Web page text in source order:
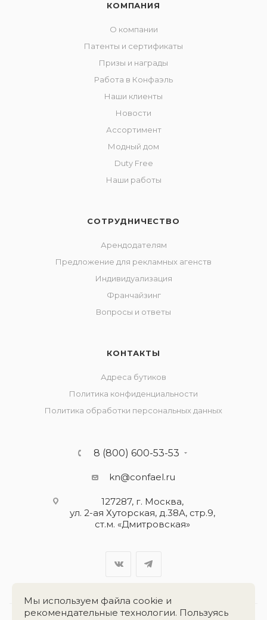
КОМПАНИЯ
О компании
Патенты и сертификаты
Призы и награды
Работа в Конфаэль
Наши клиенты
Новости
Ассортимент
Модный дом
Duty Free
Наши работы
СОТРУДНИЧЕСТВО
Арендодателям
Предложение для рекламных агенств
Индивидуализация
Франчайзинг
Вопросы и ответы
КОНТАКТЫ
Адреса бутиков
Политика конфиденциальности
Политика обработки персональных данных
8 (800) 600-53-53
kn@confael.ru
127287, г. Москва,
ул. 2-ая Хуторская, д.38А, стр.9,
ст.м. «Дмитровская»
Мы используем файла cookie и
рекомендательные технологии. Пользуясь